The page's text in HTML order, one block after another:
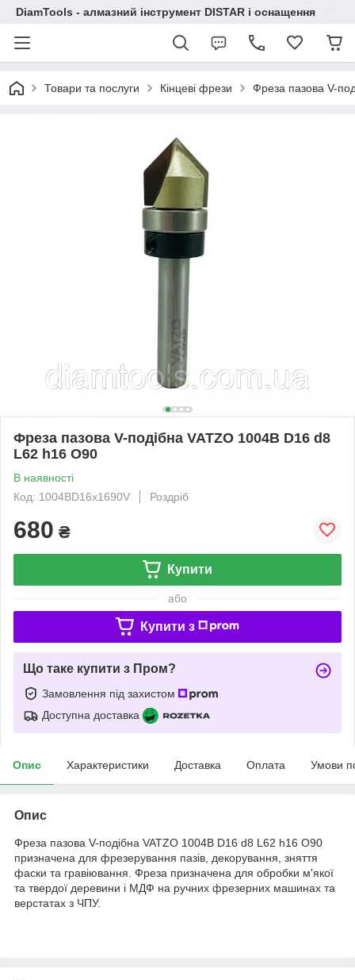
DiamTools - алмазний інструмент DISTAR і оснащення
Товари та послуги Кінцеві фрези Фреза пазова V-
Фреза пазова V-подібна VATZO 1004B D16 d8
L62 h16 O90
В наявності
Код: 1004BD16x1690V
Роздріб
680 ₴
Купити
або
Купити з
Що таке купити з Пром?
Замовлення під захистом
Доступна доставка
Опис Характеристики Доставка Оплата Умови
Опис
Фреза пазова V-подібна VATZO 1004B D16 d8 L62 h16 O90
призначена для фрезерування пазів, декорування, зняття
фаски та гравіювання. Фреза призначена для обробки м'якої
та твердої деревини і МДФ на ручних фрезерних машинах та
верстатах з ЧПУ.